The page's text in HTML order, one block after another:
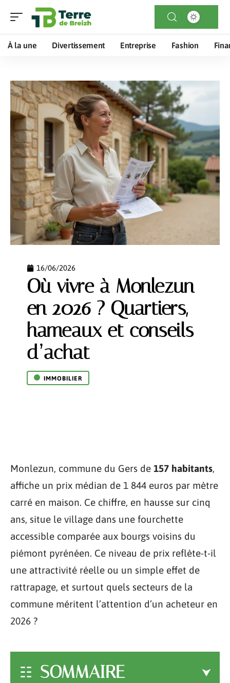
À la une Divertissement Entreprise Fashion
16/06/2026
Où vivre à Monlezun
en 2026 ? Quartiers,
hameaux et conseils
d’achat
IMMOBILIER
Monlezun, commune du Gers de 157 habitants,
affiche un prix médian de 1 844 euros par mètre
carré en maison. Ce chiffre, en hausse sur cinq
ans, situe le village dans une fourchette
accessible comparée aux bourgs voisins du
piémont pyrénéen. Ce niveau de prix reflète-t-il
une attractivité réelle ou un simple effet de
rattrapage, et surtout quels secteurs de la
commune méritent l’attention d’un acheteur en
2026 ?
SOMMAIRE